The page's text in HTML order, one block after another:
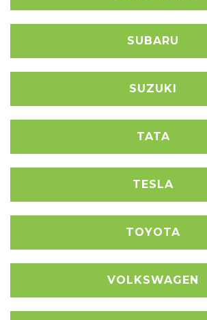
SUBARU
SUZUKI
TATA
TESLA
TOYOTA
VOLKSWAGEN